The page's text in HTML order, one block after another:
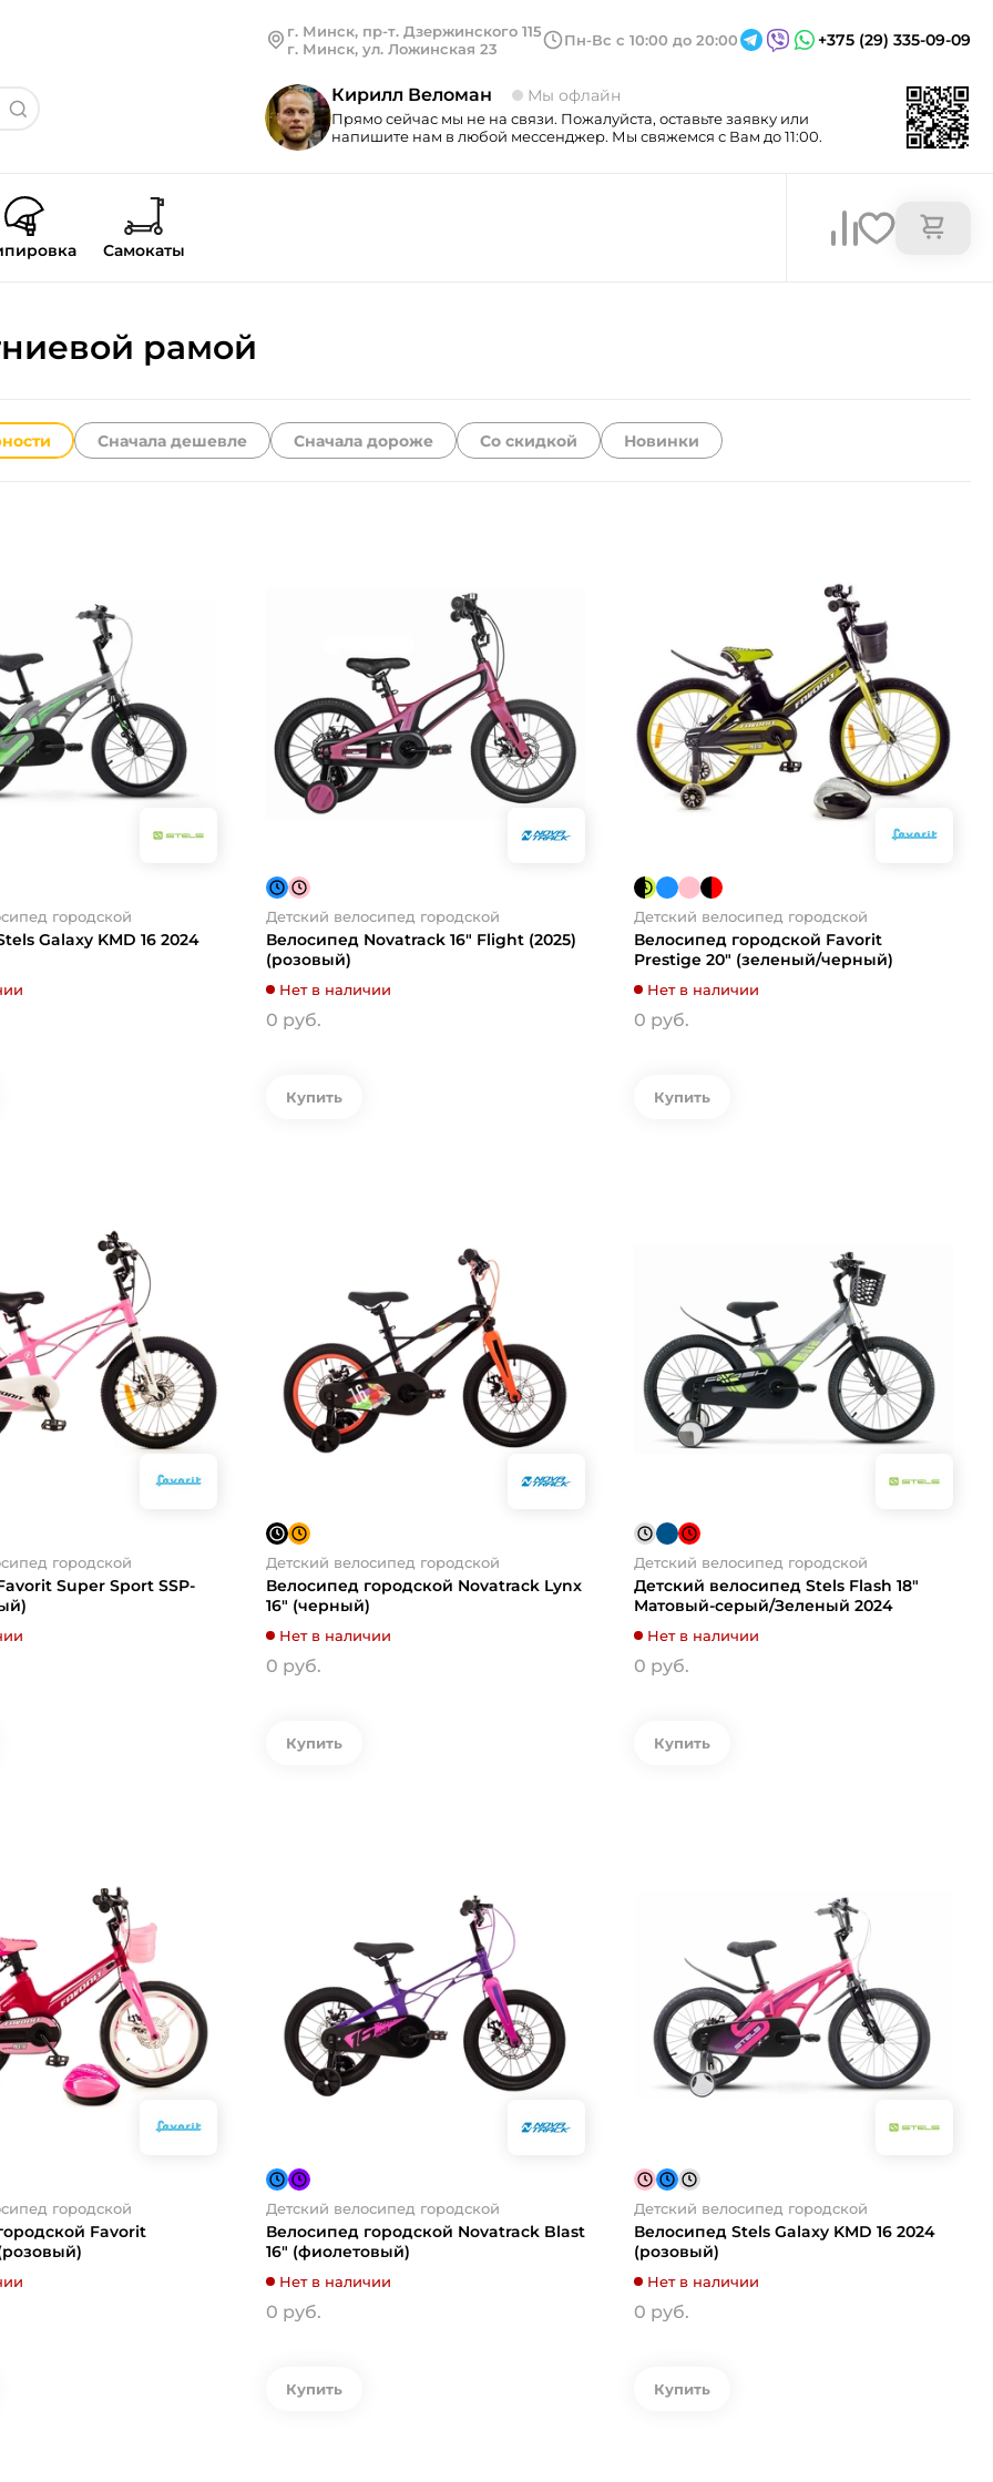
г. Минск, пр-т. Дзержинского 115
г. Минск, ул. Ложинская 23
Пн-Вс с 10:00 до 20:00 +375 (29) 335-09-09
Кирилл Веломан Мы офлайн
Прямо сейчас мы не на связи. Пожалуйста, оставьте заявку или
напишите нам в любой мессенджер. Мы свяжемся с Вам до 11:00.
Самокаты
рамой
Сначала дешевле Сначала дороже Со скидкой Новинки
городской
Galaxy KMD 16 2024
Детский велосипед городской
Велосипед Novatrack 16" Flight (2025)
(розовый)
Нет в наличии
0 руб.
Купить
Детский велосипед городской
Велосипед городской Favorit
Prestige 20" (зеленый/черный)
Нет в наличии
0 руб.
Купить
городской
Super Sport SSP-
Детский велосипед городской
Велосипед городской Novatrack Lynx
16" (черный)
Нет в наличии
0 руб.
Купить
Детский велосипед городской
Детский велосипед Stels Flash 18"
Mатовый-серый/Зеленый 2024
Нет в наличии
0 руб.
Купить
городской
Favorit
Детский велосипед городской
Велосипед городской Novatrack Blast
16" (фиолетовый)
Нет в наличии
0 руб.
Купить
Детский велосипед городской
Велосипед Stels Galaxy KMD 16 2024
(розовый)
Нет в наличии
0 руб.
Купить